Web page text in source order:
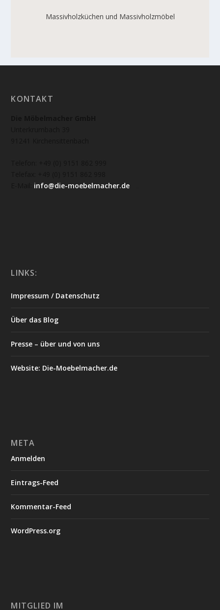
Massivholzküchen und Massivholzmöbel
KONTAKT
info@die-moebelmacher.de
LINKS:
Impressum / Datenschutz
Über das Blog
Presse – über und von uns
Website: Die-Moebelmacher.de
META
Anmelden
Eintrags-Feed
Kommentar-Feed
WordPress.org
MITGLIED IM